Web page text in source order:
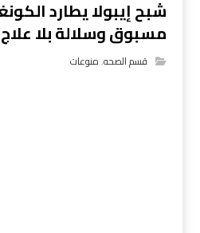
شبح إيبولا يطارد
مسبوق وسلالة بلا علاج
قسم الصحه,منوعات